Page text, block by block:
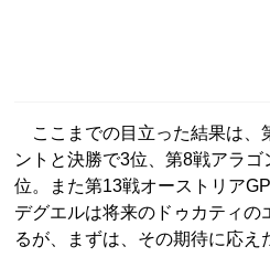
ここまでの目立った結果は、
ントと決勝で3位、第8戦アラ
位。また第13戦オーストリア
デグエルは将来のドゥカティの
るが、まずは、その期待に応え